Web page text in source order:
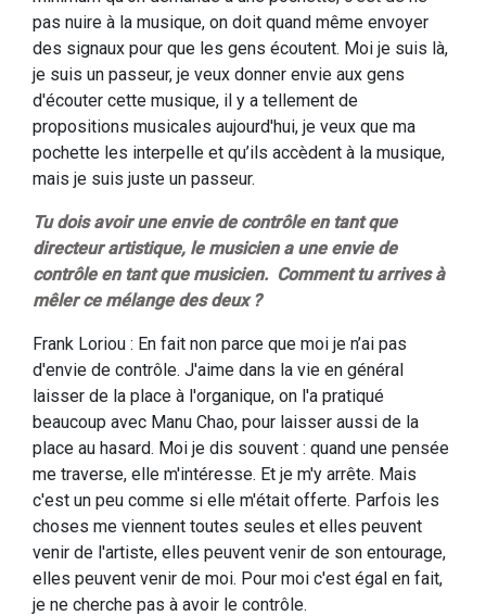
pas nuire à la musique, on doit quand même envoyer
des signaux pour que les gens écoutent. Moi je suis là,
je suis un passeur, je veux donner envie aux gens
d'écouter cette musique, il y a tellement de
propositions musicales aujourd'hui, je veux que ma
pochette les interpelle et qu’ils accèdent à la musique,
mais je suis juste un passeur.
Tu dois avoir une envie de contrôle en tant que
directeur artistique, le musicien a une envie de
contrôle en tant que musicien. Comment tu arrives à
mêler ce mélange des deux ?
Frank Loriou : En fait non parce que moi je n’ai pas
d'envie de contrôle. J'aime dans la vie en général
laisser de la place à l'organique, on l'a pratiqué
beaucoup avec Manu Chao, pour laisser aussi de la
place au hasard. Moi je dis souvent : quand une pensée
me traverse, elle m'intéresse. Et je m'y arrête. Mais
c'est un peu comme si elle m'était offerte. Parfois les
choses me viennent toutes seules et elles peuvent
venir de l'artiste, elles peuvent venir de son entourage,
elles peuvent venir de moi. Pour moi c'est égal en fait,
je ne cherche pas à avoir le contrôle.